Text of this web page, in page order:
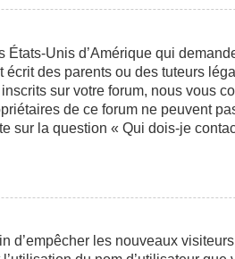
Unis d’Amérique qui
des parents ou des tuteurs
sur votre forum, nous vous
de ce forum ne peuvent
la question « Qui dois-je
d’empêcher les nouveaux